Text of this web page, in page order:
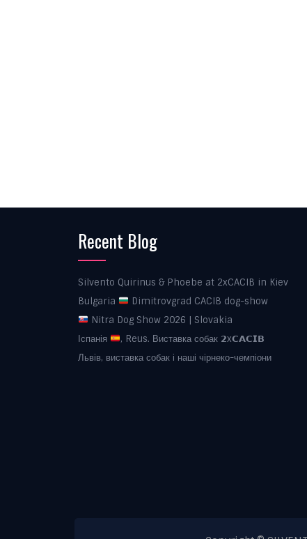
Recent Blog
Silvento Quirinus & Phoebe at 2xCACIB in Kiev
Bulgaria
Dimitrovgrad CACIB dog-show
Nitra Dog Show 2026 | Slovakia
Іспанія
, Reus. Виставка собак 𝟮x𝗖𝗔𝗖𝗜𝗕
Львів, виставка собак і наші чірнеко-чемпіони